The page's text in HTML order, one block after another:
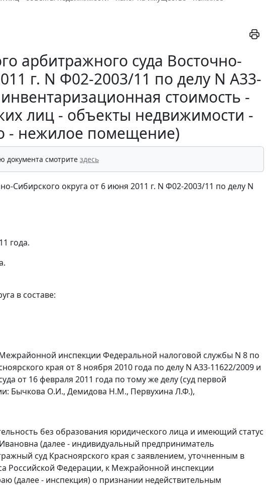
арбитражного суда Восточно-
г. N Ф02-2003/11 по делу N А33-
стоимость -
лиц - объекты недвижимости -
- нежилое помещение)
документа смотрите здесь
Сибирского округа от 6 июня 2011 г. N Ф02-2003/11 по делу N
года.
в составе:
инспекции Федеральной налоговой службы N 8 по
края от 8 ноября 2010 года по делу N А33-11622/2009 и
от 16 февраля 2011 года по тому же делу (суд первой
Бычкова О.И., Демидова Н.М., Первухина Л.Ф.),
без образования юридического лица и имеющий статус
(далее - индивидуальный предприниматель
суд Красноярского края с заявлением, уточненным в
Российской Федерации, к Межрайонной инспекции
(далее - инспекция) о признании недействительным